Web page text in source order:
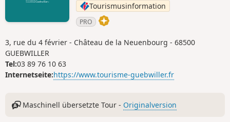
Tourismusinformation
PRO
3, rue du 4 février - Château de la Neuenbourg - 68500
GUEBWILLER
Tel:03 89 76 10 63
Internetseite:https://www.tourisme-guebwiller.fr
Maschinell übersetzte Tour - Originalversion